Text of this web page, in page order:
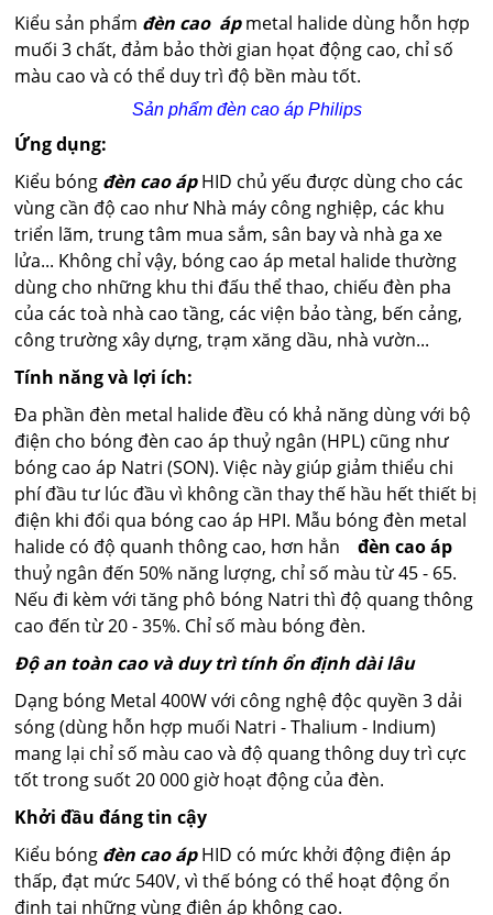
Kiểu sản phẩm đèn cao ápmetal halide dùng hỗn hợp
muối 3 chất, đảm bảo thời gian họat động cao, chỉ số
màu cao và có thể duy trì độ bền màu tốt.
Sản phẩm đèn cao áp Philips
Ứng dụng:
Kiểu bóng đèn cao ápHID chủ yếu được dùng cho các
vùng cần độ cao như Nhà máy công nghiệp, các khu
triển lãm, trung tâm mua sắm, sân bay và nhà ga xe
lửa... Không chỉ vậy, bóng cao áp metal halide thường
dùng cho những khu thi đấu thể thao, chiếu đèn pha
của các toà nhà cao tầng, các viện bảo tàng, bến cảng,
công trường xây dựng, trạm xăng dầu, nhà vườn...
Tính năng và lợi ích:
Đa phần đèn metal halide đều có khả năng dùng với bộ
điện cho bóng đèn cao áp thuỷ ngân (HPL) cũng như
bóng cao áp Natri (SON). Việc này giúp giảm thiểu chi
phí đầu tư lúc đầu vì không cần thay thế hầu hết thiết bị
điện khi đổi qua bóng cao áp HPI. Mẫu bóng đèn metal
halide có độ quanh thông cao, hơn hẳnđèn cao áp
thuỷ ngân đến 50% năng lượng, chỉ số màu từ 45 - 65.
Nếu đi kèm với tăng phô bóng Natri thì độ quang thông
cao đến từ 20 - 35%. Chỉ số màu bóng đèn.
Độ an toàn cao và duy trì tính ổn định dài lâu
Dạng bóng Metal 400W với công nghệ độc quyền 3 dải
sóng (dùng hỗn hợp muối Natri - Thalium - Indium)
mang lại chỉ số màu cao và độ quang thông duy trì cực
tốt trong suốt 20 000 giờ hoạt động của đèn.
Khởi đầu đáng tin cậy
Kiểu bóng đèn cao ápHID có mức khởi động điện áp
thấp, đạt mức 540V, vì thế bóng có thể hoạt động ổn
định tại những vùng điện áp không cao.